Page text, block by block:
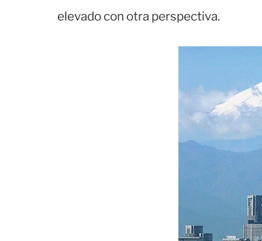
elevado con otra perspectiva.